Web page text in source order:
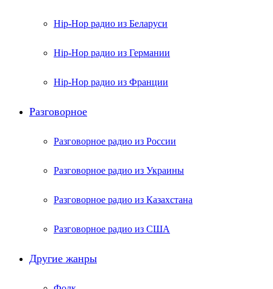
Hip-Hop радио из Беларуси
Hip-Hop радио из Германии
Hip-Hop радио из Франции
Разговорное
Разговорное радио из России
Разговорное радио из Украины
Разговорное радио из Казахстана
Разговорное радио из США
Другие жанры